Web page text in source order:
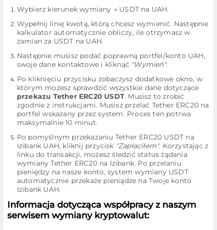
Wybierz kierunek wymiany → USDT na UAH.
Wypełnij linię kwotą, którą chcesz wymienić. Następnie
kalkulator automatycznie obliczy, ile otrzymasz w
zamian za USDT na UAH.
Następnie musisz podać poprawną portfel/konto UAH,
swoje dane kontaktowe i kliknąć "Wymień".
Po kliknięciu przycisku zobaczysz dodatkowe okno, w
którym możesz sprawdzić wszystkie dane dotyczące
przekazu Tether ERC20 USDT. Musisz to zrobić
zgodnie z instrukcjami. Musisz przelać Tether ERC20 na
portfel wskazany przez system. Proces ten potrwa
maksymalnie 10 minut.
Po pomyślnym przekazaniu Tether ERC20 USDT na
Izibank UAH, kliknij przycisk "Zapłaciłem". Korzystając z
linku do transakcji, możesz śledzić status żądania
wymiany Tether ERC20 na Izibank. Po przelaniu
pieniędzy na nasze konto, system wymiany USDT
automatycznie przekaże pieniądze na Twoje konto
Izibank UAH.
Informacja dotycząca współpracy z naszym
serwisem wymiany kryptowalut: